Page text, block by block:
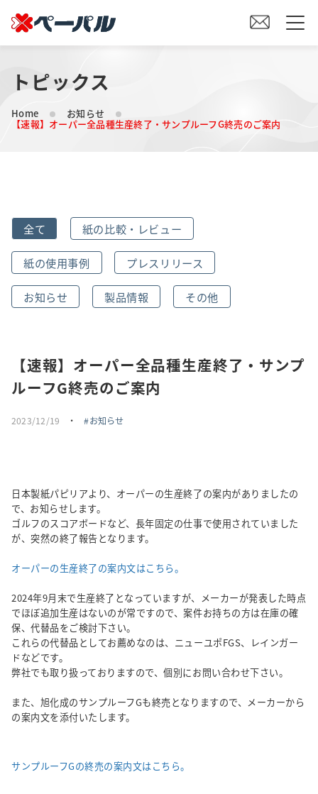
HOME
初めての方へ
会社案内
事業内容
トピックス
お問い合わせ・エントリー
トピックス
Home お知らせ
【速報】オーパー全品種生産終了・サンプルーフG終売のご案内
全て 紙の比較・レビュー
紙の使用事例 プレスリリース
お知らせ 製品情報 その他
【速報】オーパー全品種生産終了・サンプ
ルーフG終売のご案内
2023/12/19 ・ お知らせ
日本製紙パピリアより、オーパーの生産終了の案内がありましたの
で、お知らせします。
ゴルフのスコアボードなど、長年固定の仕事で使用されていました
が、突然の終了報告となります。
オーパーの生産終了の案内文はこちら。
2024年9月末で生産終了となっていますが、メーカーが発表した時点
でほぼ追加生産はないのが常ですので、案件お持ちの方は在庫の確
保、代替品をご検討下さい。
これらの代替品としてお薦めなのは、ニューユポFGS、レインガー
ドなどです。
弊社でも取り扱っておりますので、個別にお問い合わせ下さい。
また、旭化成のサンプルーフGも終売となりますので、メーカーから
の案内文を添付いたします。
サンプルーフGの終売の案内文はこちら。